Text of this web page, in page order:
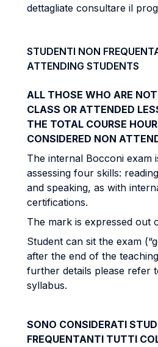
dettagliate consultare il
STUDENTI NON
ATTENDING STUDENTS
ALL THOSE WHO ARE
CLASS OR ATTENDED
THE TOTAL COURSE
CONSIDERED NON
The internal Bocconi exam
assessing four skills:
and speaking, as with
certifications.
The mark is expressed out
Student can sit the exam
after the end of the
further details please refer
syllabus.
SONO CONSIDERATI
FREQUENTANTI TUTTI